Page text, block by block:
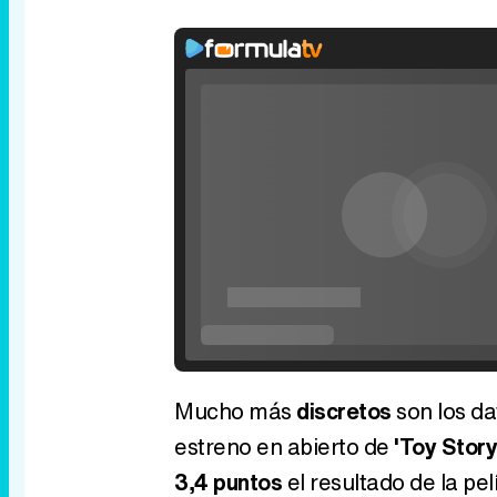
Mucho más discretosson los
estreno en abierto de 'Toy
3,4 puntos el resultado de la